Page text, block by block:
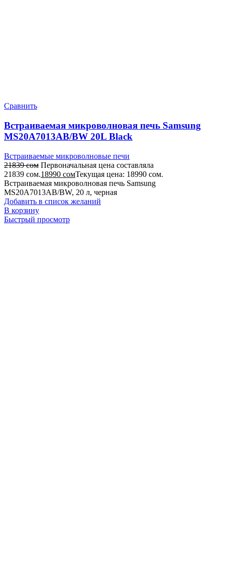
Сравнить
Встраиваемая микроволновая печь Samsung
MS20A7013AB/BW 20L Black
Встраиваемые микроволновые печи
21839сом Первоначальная цена составляла
21839 сом.18990 сомТекущая цена: 18990 сом.
Встраиваемая микроволновая печь Samsung
MS20A7013AB/BW, 20 л, черная
Добавить в список желаний
В корзину
Быстрый просмотр